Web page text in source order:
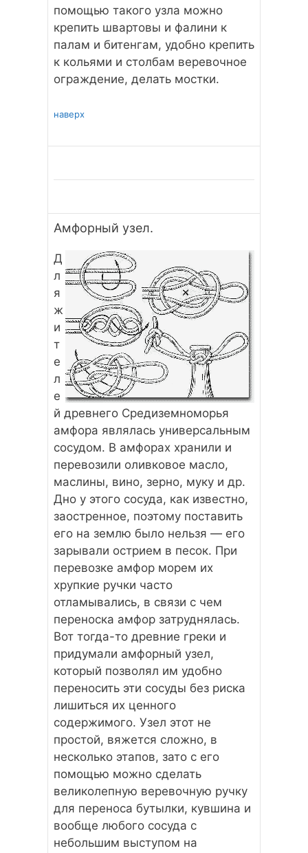
помощью такого узла можно
крепить швартовы и фалини к
палам и битенгам, удобно крепить
к кольями и столбам веревочное
ограждение, делать мостки.
наверх
Амфорный узел.
Д
л
я
ж
и
т
е
л
е
й древнего Средиземноморья
амфора являлась универсальным
сосудом. В амфорах хранили и
перевозили оливковое масло,
маслины, вино, зерно, муку и др.
Дно у этого сосуда, как известно,
заостренное, поэтому поставить
его на землю было нельзя — его
зарывали острием в песок. При
перевозке амфор морем их
хрупкие ручки часто
отламывались, в связи с чем
переноска амфор затруднялась.
Вот тогда-то древние греки и
придумали амфорный узел,
который позволял им удобно
переносить эти сосуды без риска
лишиться их ценного
содержимого. Узел этот не
простой, вяжется сложно, в
несколько этапов, зато с его
помощью можно сделать
великолепную веревочную ручку
для переноса бутылки, кувшина и
вообще любого сосуда с
небольшим выступом на